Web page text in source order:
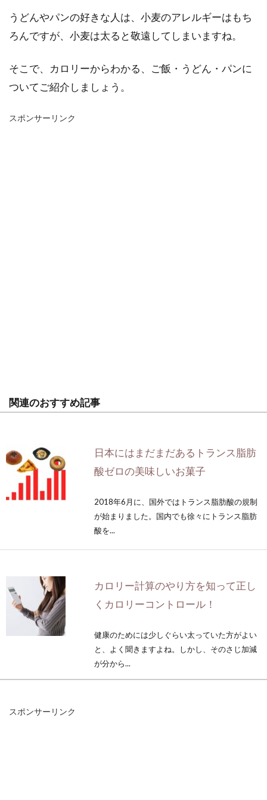
うどんやパンの好きな人は、小麦のアレルギーはもち
ろんですが、小麦は太ると敬遠してしまいますね。
そこで、カロリーからわかる、ご飯・うどん・パンに
ついてご紹介しましょう。
スポンサーリンク
関連のおすすめ記事
日本にはまだまだあるトランス脂肪
酸ゼロの美味しいお菓子
2018年6月に、国外ではトランス脂肪酸の規制
が始まりました。国内でも徐々にトランス脂肪
酸を...
カロリー計算のやり方を知って正し
くカロリーコントロール！
健康のためには少しぐらい太っていた方がよい
と、よく聞きますよね。しかし、そのさじ加減
が分から...
スポンサーリンク